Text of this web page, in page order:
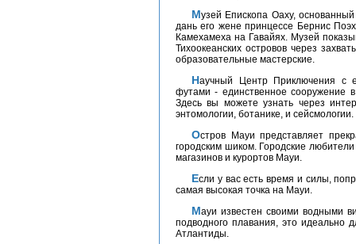
Музей Епископа Оаху, основанный в 1889 предпринимателем Чарльзом Ридом, как
дань его жене принцессе Бернис
Камехамеха на Гавайях. Музей
Тихоокеанских островов через
образовательные мастерские.
Научный Центр Приключения с его 17 миллионами USD, 16 500 квадратными
футами - единственное сооружение
Здесь вы можете узнать через
энтомологии, ботанике, и сейсмологии.
Остров Мауи представляет прекрасное сочетание красивой, пышной природы с
городским шиком. Городские
магазинов и курортов Мауи.
Если у вас есть время и силы, попробуйте восхождение на Халеакалу. Этот вулкан -
самая высокая точка на Мауи.
Мауи известен своими водными видами развлечений – снуба (помесь акваланга и
подводного плавания, это идеально
Атлантиды.